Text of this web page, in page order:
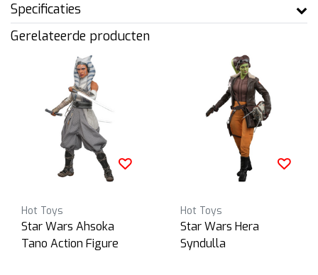
Specificaties
Gerelateerde producten
Hot Toys
Star Wars Ahsoka
Tano Action Figure
Hot Toys
Star Wars Hera
Syndulla